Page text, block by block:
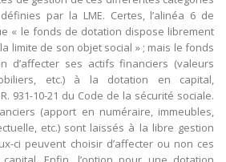
par la LME. Certes, l’alinéa 6 de
« le fonds de dotation dispose librement
limite de son objet social » ; mais le fonds
d’affecter ses actifs financiers (valeurs
etc.) à la dotation en capital,
931-10-21 du Code de la sécurité sociale.
(apport en numéraire, immeubles,
etc.) sont laissés à la libre gestion
ci peuvent choisir d’affecter ou non ces